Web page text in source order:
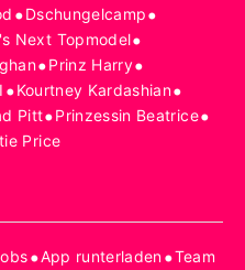
•Dschungelcamp•
Next Topmodel•
•Prinz Harry•
•Kourtney Kardashian•
Pitt•Prinzessin Beatrice•
Price
•App runterladen•Team